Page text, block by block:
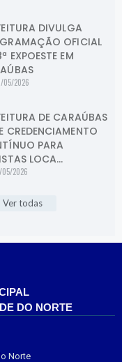
DIVULGA
OFICIAL
EXPOESTE EM
05/2026
DE CARAÚBAS
CREDENCIAMENTO
PARA
LOCA...
05/2026
Ver todas
DO NORTE
Norte